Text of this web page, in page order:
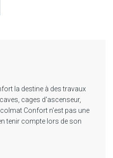
la destine à des travaux
cages d'ascenseur,
Confort n'est pas une
tenir compte lors de son